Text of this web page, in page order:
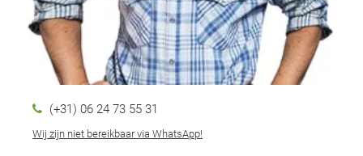
(+31) 06 24 73 55 31
Wij zijn niet bereikbaar via WhatsApp!